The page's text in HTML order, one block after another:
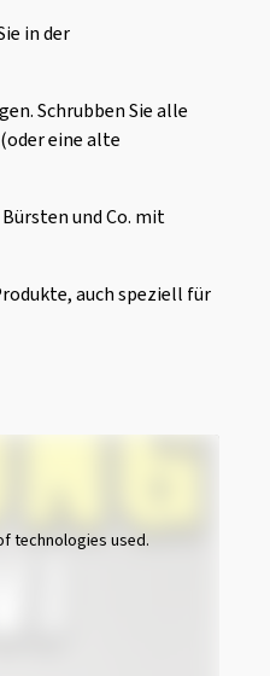
in der
Schrubben Sie alle
eine alte
und Co. mit
auch speziell für
technologies used.